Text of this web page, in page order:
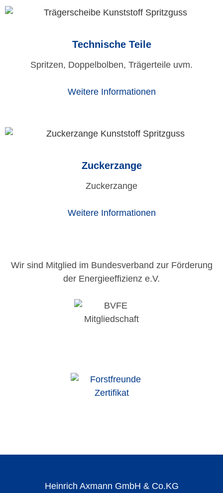
Technische Teile
Spritzen, Doppelbolben, Trägerteile uvm.
Weitere Informationen
Zuckerzange
Zuckerzange
Weitere Informationen
Wir sind Mitglied im Bundesverband zur Förderung
der Energieeffizienz e.V.
Heinrich Axmann GmbH & Co.KG